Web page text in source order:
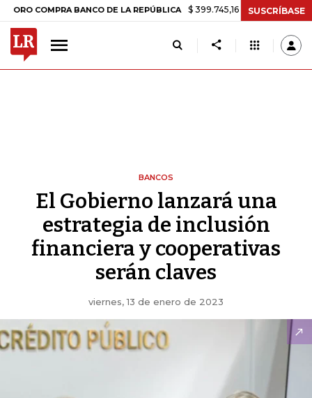
BANCO DE LA REPÚBLICA $ 399.745,16 +$ 2.295,71 +0,58%
SUSCRÍBASE
BANCOS
El Gobierno lanzará una
estrategia de inclusión
financiera y cooperativas
serán claves
viernes, 13 de enero de 2023